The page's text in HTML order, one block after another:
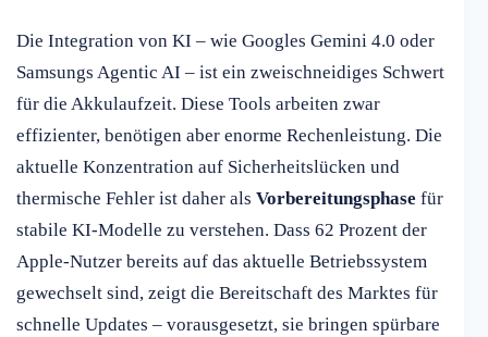
Die Integration von KI – wie Googles Gemini 4.0 oder
Samsungs Agentic AI – ist ein zweischneidiges Schwert
für die Akkulaufzeit. Diese Tools arbeiten zwar
effizienter, benötigen aber enorme Rechenleistung. Die
aktuelle Konzentration auf Sicherheitslücken und
thermische Fehler ist daher als Vorbereitungsphase für
stabile KI-Modelle zu verstehen. Dass 62 Prozent der
Apple-Nutzer bereits auf das aktuelle Betriebssystem
gewechselt sind, zeigt die Bereitschaft des Marktes für
schnelle Updates – vorausgesetzt, sie bringen spürbare